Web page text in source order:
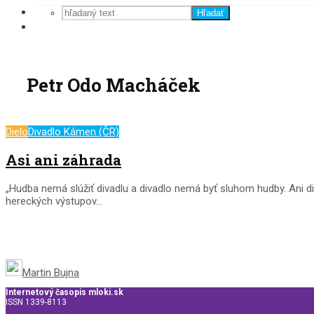
Hľadať
Petr Odo Macháček
DieloDivadlo Kámen (ČR)
Asi ani záhrada
„Hudba nemá slúžiť divadlu a divadlo nemá byť sluhom hudby.
hereckých výstupov...
Martin Bujna
Internetový časopis mloki.sk
ISSN 1339-8113